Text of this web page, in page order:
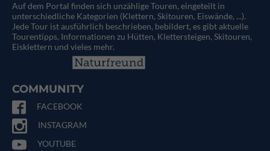
Auf dem Portal finden sich unzählige Touren, eingeteilt in
unterschiedliche Kategorien (Klettern, Skitouren, Eiswände, ...).
Jede Tour ist ausführlich beschrieben, bebildert, es gibt aktuelle
Tourentipps, Informationen zu Hütten, Klettersteigen, Skitouren,
Eisklettern und vieles mehr.
COMMUNITY
FACEBOOK
INSTAGRAM
YOUTUBE